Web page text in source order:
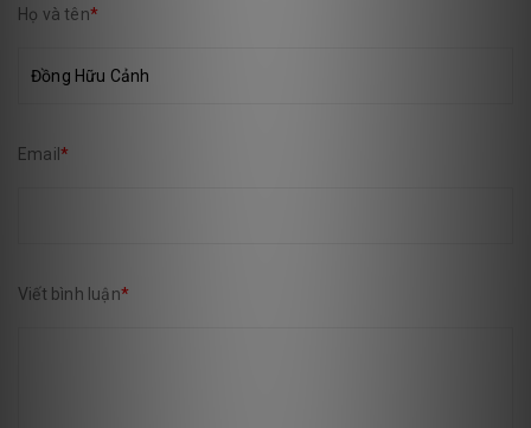
Họ và tên*
Email *
Viết bình luận*